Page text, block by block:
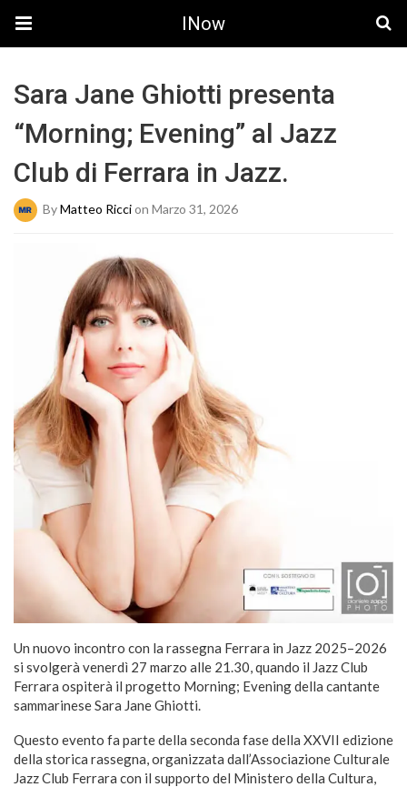
INow
Sara Jane Ghiotti presenta
“Morning; Evening” al Jazz
Club di Ferrara in Jazz.
ByMatteo Riccion Marzo 31, 2026
Un nuovo incontro con la rassegna Ferrara in Jazz 2025–2026
si svolgerà venerdì 27 marzo alle 21.30, quando il Jazz Club
Ferrara ospiterà il progetto Morning; Evening della cantante
sammarinese Sara Jane Ghiotti.
Questo evento fa parte della seconda fase della XXVII edizione
della storica rassegna, organizzata dall’Associazione Culturale
Jazz Club Ferrara con il supporto del Ministero della Cultura,